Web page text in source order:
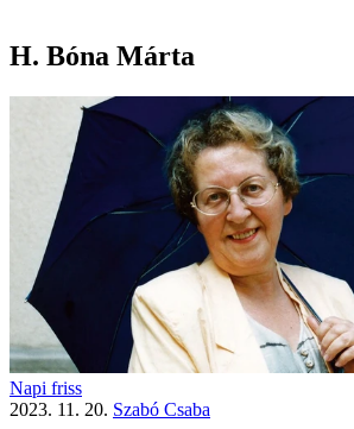
H. Bóna Márta
Napi friss
2023. 11. 20. Szabó Csaba